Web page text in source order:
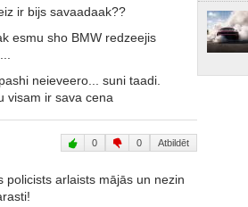
ir bijs savaadaak??
esmu sho BMW redzeejis
neieveero... suni taadi.
visam ir sava cena
0 0 Atbildēt
policists arlaists mājās un nezin